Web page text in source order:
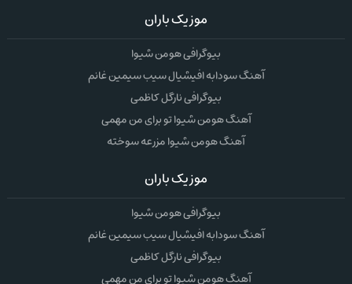
موزیک باران
بیوگرافی هومن شیوا
آهنگ سودابه افیشیال سیب سیمین غانم
بیوگرافی نارگل کاظمی
آهنگ هومن شیوا تو برای من مهمی
آهنگ هومن شیوا مزرعه سوخته
موزیک باران
بیوگرافی هومن شیوا
آهنگ سودابه افیشیال سیب سیمین غانم
بیوگرافی نارگل کاظمی
آهنگ هومن شیوا تو برای من مهمی